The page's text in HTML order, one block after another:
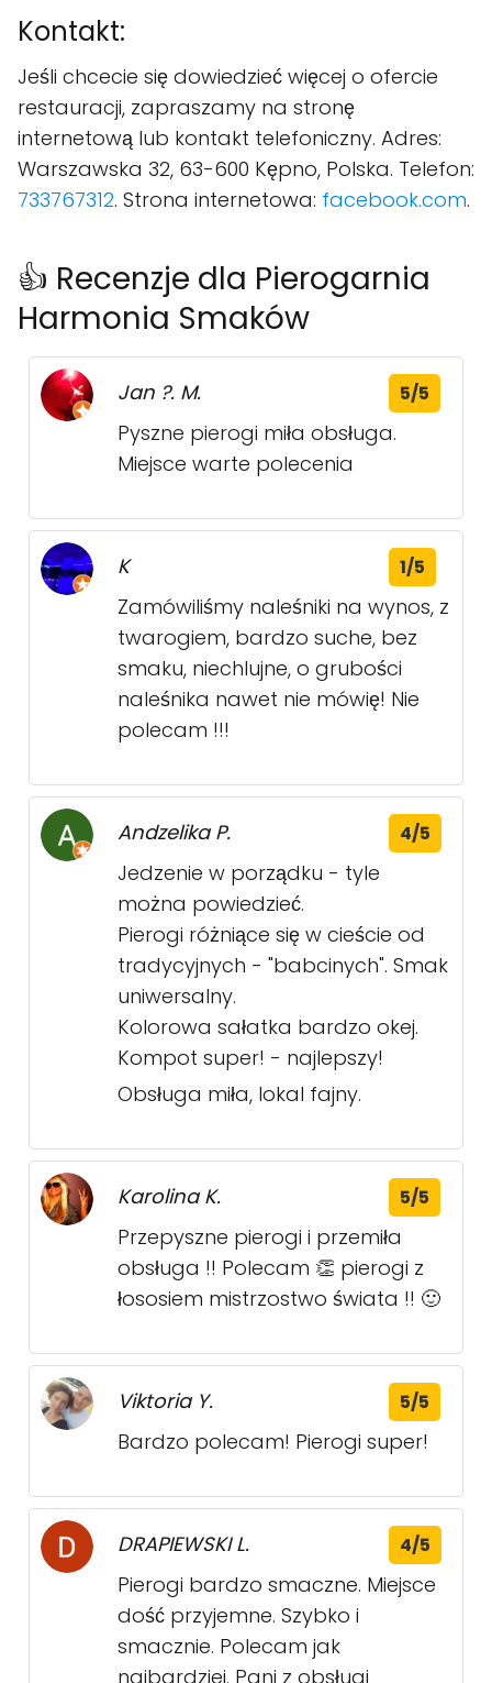
Kontakt:
Jeśli chcecie się dowiedzieć więcej o ofercie
restauracji, zapraszamy na stronę
internetową lub kontakt telefoniczny. Adres:
Warszawska 32, 63-600 Kępno, Polska. Telefon:
733767312. Strona internetowa: facebook.com.
👍 Recenzje dla Pierogarnia
Harmonia Smaków
Jan ?. M. 5/5
Pyszne pierogi miła obsługa.
Miejsce warte polecenia
K 1/5
Zamówiliśmy naleśniki na wynos, z
twarogiem, bardzo suche, bez
smaku, niechlujne, o grubości
naleśnika nawet nie mówię! Nie
polecam !!!
Andzelika P. 4/5
Jedzenie w porządku - tyle
można powiedzieć.
Pierogi różniące się w cieście od
tradycyjnych - "babcinych". Smak
uniwersalny.
Kolorowa sałatka bardzo okej.
Kompot super! - najlepszy!
Obsługa miła, lokal fajny.
Karolina K. 5/5
Przepyszne pierogi i przemiła
obsługa !! Polecam 👏 pierogi z
łososiem mistrzostwo świata !! 🙂
Viktoria Y. 5/5
Bardzo polecam! Pierogi super!
DRAPIEWSKI L. 4/5
Pierogi bardzo smaczne. Miejsce
dość przyjemne. Szybko i
smacznie. Polecam jak
najbardziej. Pani z obsługi